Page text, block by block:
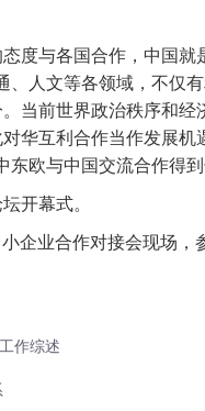
与各国合作，中国就
、人文等各领域，不仅
当前世界政治秩序和经
华互利合作当作发展机
欧与中国交流合作得到
开幕式。
业合作对接会现场，
作综述